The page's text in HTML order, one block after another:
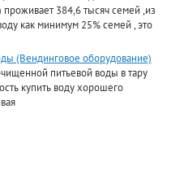
проживает 384,6 тысяч семей ,из
как минимум 25% семей , это
(Вендинговое оборудование)
питьевой воды в тару
купить воду хорошего